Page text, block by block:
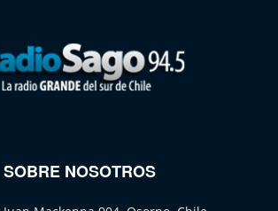
SOBRE NOSOTROS